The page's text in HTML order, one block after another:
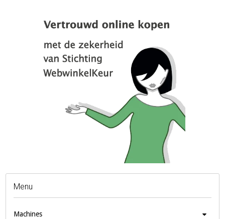
Menu
Machines